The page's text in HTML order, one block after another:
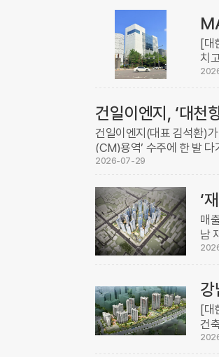
[대
치
에
건일이엔지, ‘대천
건일이엔지(대표 김석환)
(CM)용역’ 수주에 한 발
예정가격 대비 82.428%
2026-07-29
‘
매
남
관
강
[대
건
알